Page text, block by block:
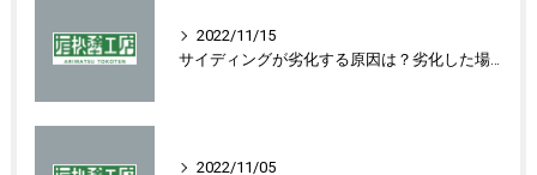
2022/11/15
サイディングが劣化する原因は？劣化した場合の対処法を紹介します！
2022/11/05